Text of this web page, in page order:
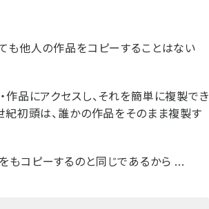
も他人の作品をコピーすることはない
作品にアクセスし、それを簡単に複製でき
紀初頭は、誰かの作品をそのまま複製す
もコピーするのと同じであるから ...